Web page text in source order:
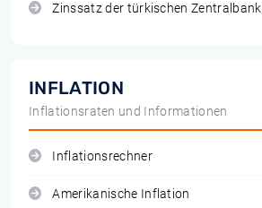
Zinssatz der türkischen Zentralbank
INFLATION
Inflationsraten und Informationen
Inflationsrechner
Amerikanische Inflation